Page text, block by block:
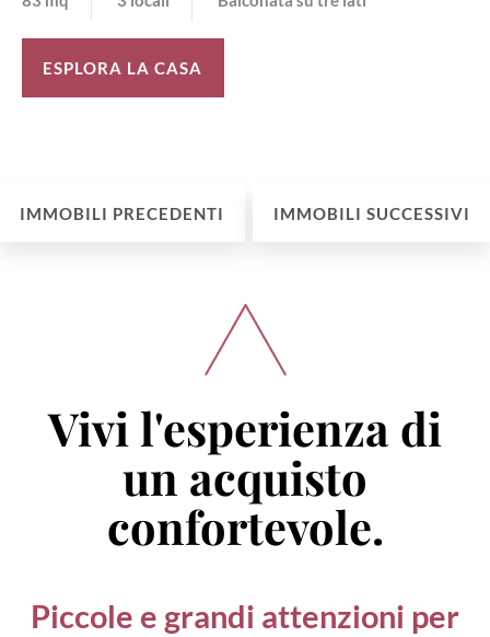
ESPLORA LA CASA
IMMOBILI PRECEDENTI IMMOBILI SUCCESSIVI
Vivi l'esperienza di
un acquisto
confortevole.
Piccole e grandi attenzioni per